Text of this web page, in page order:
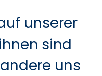
Fensterheber
unserer
sind
uns